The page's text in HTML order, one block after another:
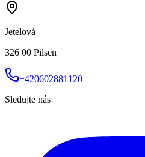
Jetelová
326 00 Pilsen
+420602881120
Sledujte nás